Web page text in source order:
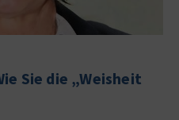
Sie die „Weisheit